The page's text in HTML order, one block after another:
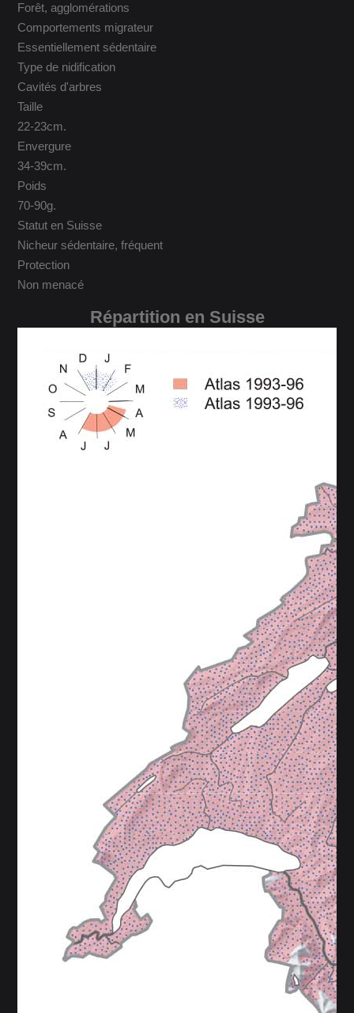
Forêt, agglomérations
Comportements migrateur
Essentiellement sédentaire
Type de nidification
Cavités d'arbres
Taille
22-23cm.
Envergure
34-39cm.
Poids
70-90g.
Statut en Suisse
Nicheur sédentaire, fréquent
Protection
Non menacé
Répartition en Suisse